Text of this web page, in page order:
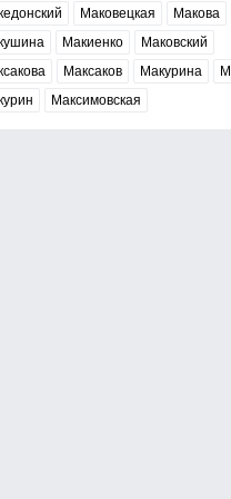
Маковецкая
Макова
Макиенко
Маковский
Максаков Макурина
Максимовская